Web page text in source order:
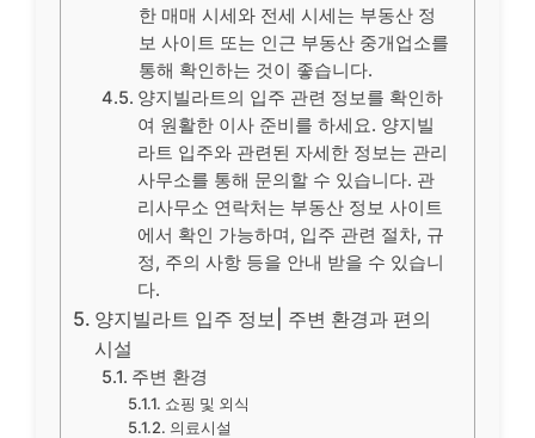
한 매매 시세와 전세 시세는 부동산 정
보 사이트 또는 인근 부동산 중개업소를
통해 확인하는 것이 좋습니다.
양지빌라트의 입주 관련 정보를 확인하
여 원활한 이사 준비를 하세요. 양지빌
라트 입주와 관련된 자세한 정보는 관리
사무소를 통해 문의할 수 있습니다. 관
리사무소 연락처는 부동산 정보 사이트
에서 확인 가능하며, 입주 관련 절차, 규
정, 주의 사항 등을 안내 받을 수 있습니
다.
양지빌라트 입주 정보| 주변 환경과 편의
시설
주변 환경
쇼핑 및 외식
의료시설